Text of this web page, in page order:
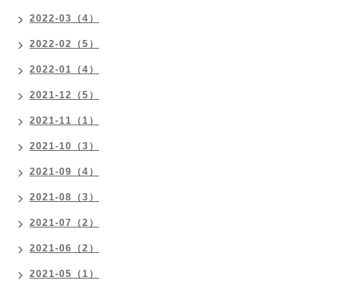
2022-03（4）
2022-02（5）
2022-01（4）
2021-12（5）
2021-11（1）
2021-10（3）
2021-09（4）
2021-08（3）
2021-07（2）
2021-06（2）
2021-05（1）